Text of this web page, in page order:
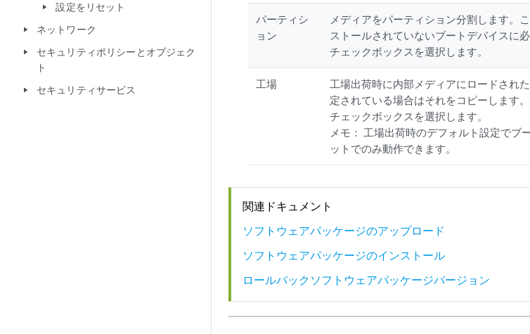
play_arrow 設定をリセット
play_arrow ネットワーク
play_arrow
セキュリティポリシーとオブジェク
ト
play_arrow セキュリティサービス
パーティシ
ョン
メディアをパーティション分割します。
ストールされていないブートデバイスに必
チェックボックスを選択します。
工場
工場出荷時に内部メディアにロードされ
定されている場合はそれをコピーします。
チェックボックスを選択します。
メモ： 工場出荷時のデフォルト設定でブ
ットでのみ動作できます。
関連ドキュメント
ソフトウェアパッケージのアップロード
ソフトウェアパッケージのインストール
ロールバックソフトウェアパッケージバージョン